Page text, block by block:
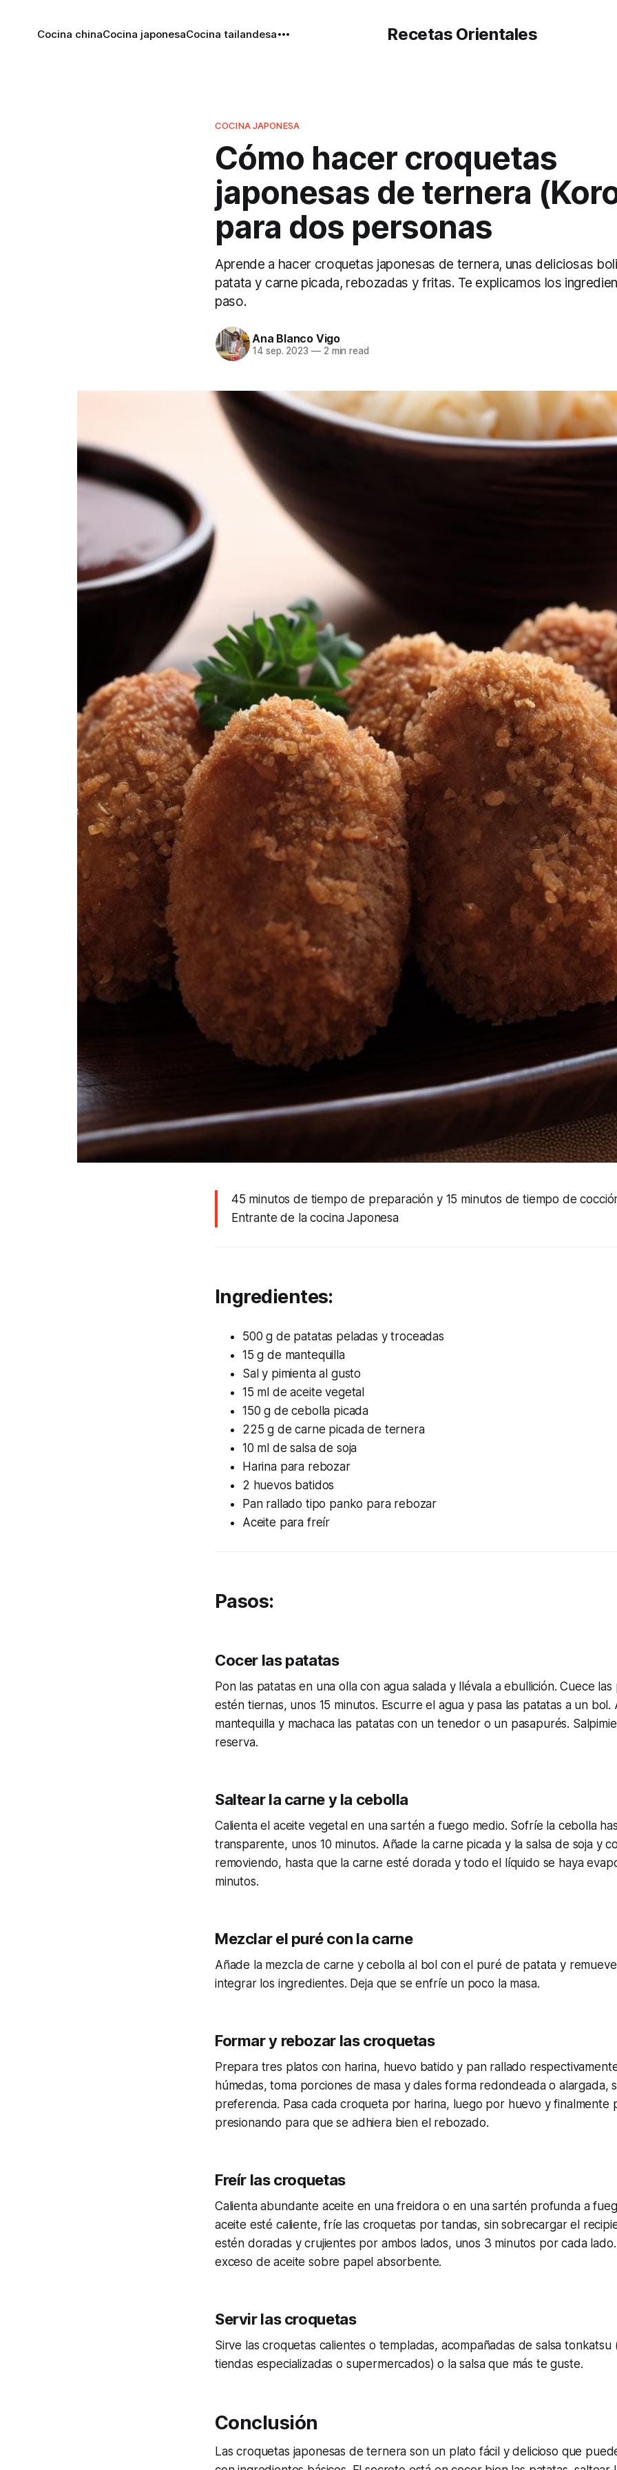
Recetas Orientales
Cocina chinaCocina japonesaCocina tailandesa
COCINA JAPONESA
Cómo hacer croquetas
japonesas de ternera
para dos personas
Aprende a hacer croquetas japonesas de ternera, unas deliciosas
patata y carne picada, rebozadas y fritas. Te explicamos los
paso.
Ana Blanco Vigo
14 sep. 2023 —2 min read
45 minutos de tiempo de preparación y 15 minutos de tiempo de
Entrante de la cocina Japonesa
Ingredientes:
500 g de patatas peladas y troceadas
15 g de mantequilla
Sal y pimienta al gusto
15 ml de aceite vegetal
150 g de cebolla picada
225 g de carne picada de ternera
10 ml de salsa de soja
Harina para rebozar
2 huevos batidos
Pan rallado tipo panko para rebozar
Aceite para freír
Pasos:
Cocer las patatas
Pon las patatas en una olla con agua salada y llévala a ebullición. Cuece
estén tiernas, unos 15 minutos. Escurre el agua y pasa las patatas a un bol.
mantequilla y machaca las patatas con un tenedor o un pasapurés.
reserva.
Saltear la carne y la cebolla
Calienta el aceite vegetal en una sartén a fuego medio. Sofríe la cebolla
transparente, unos 10 minutos. Añade la carne picada y la salsa de soja y
removiendo, hasta que la carne esté dorada y todo el líquido se haya
minutos.
Mezclar el puré con la carne
Añade la mezcla de carne y cebolla al bol con el puré de patata y
integrar los ingredientes. Deja que se enfríe un poco la masa.
Formar y rebozar las croquetas
Prepara tres platos con harina, huevo batido y pan rallado
húmedas, toma porciones de masa y dales forma redondeada o alargada,
preferencia. Pasa cada croqueta por harina, luego por huevo y finalmente
presionando para que se adhiera bien el rebozado.
Freír las croquetas
Calienta abundante aceite en una freidora o en una sartén profunda a
aceite esté caliente, fríe las croquetas por tandas, sin sobrecargar el
estén doradas y crujientes por ambos lados, unos 3 minutos por cada
exceso de aceite sobre papel absorbente.
Servir las croquetas
Sirve las croquetas calientes o templadas, acompañadas de salsa tonkatsu
tiendas especializadas o supermercados) o la salsa que más te guste.
Conclusión
Las croquetas japonesas de ternera son un plato fácil y delicioso que